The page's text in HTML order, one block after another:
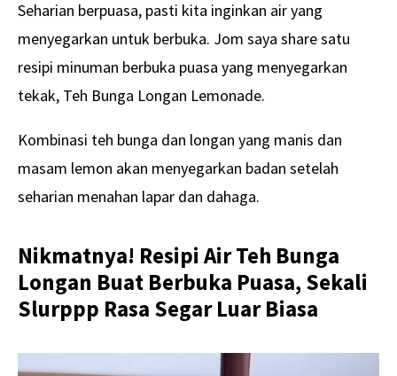
Seharian berpuasa, pasti kita inginkan air yang
menyegarkan untuk berbuka. Jom saya share satu
resipi minuman berbuka puasa yang menyegarkan
tekak, Teh Bunga Longan Lemonade.
Kombinasi teh bunga dan longan yang manis dan
masam lemon akan menyegarkan badan setelah
seharian menahan lapar dan dahaga.
Nikmatnya! Resipi Air Teh Bunga
Longan Buat Berbuka Puasa, Sekali
Slurppp Rasa Segar Luar Biasa